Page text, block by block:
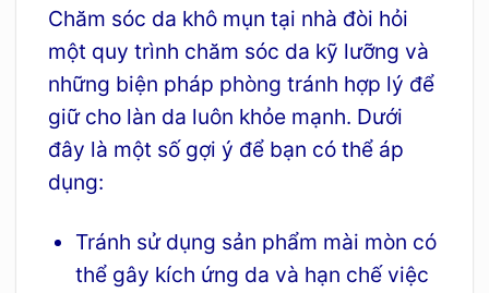
Chăm sóc da khô mụn tại nhà đòi hỏi
một quy trình chăm sóc da kỹ lưỡng và
những biện pháp phòng tránh hợp lý để
giữ cho làn da luôn khỏe mạnh. Dưới
đây là một số gợi ý để bạn có thể áp
dụng:
Tránh sử dụng sản phẩm mài mòn có
thể gây kích ứng da và hạn chế việc